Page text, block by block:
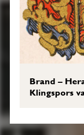
Brand –
Klingspors